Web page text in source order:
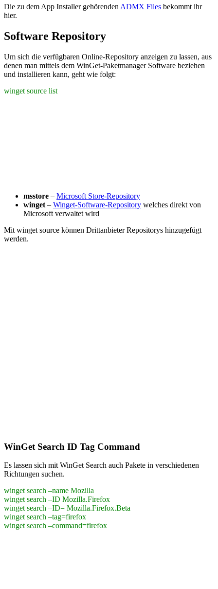
Die zu dem App Installer gehörenden ADMX Files bekommt ihr
hier.
Software Repository
Um sich die verfügbaren Online-Repository anzeigen zu lassen, aus
denen man mittels dem WinGet-Paketmanager Software beziehen
und installieren kann, geht wie folgt:
winget source list
msstore – Microsoft Store-Repository
winget – Winget-Software-Repository welches direkt von
Microsoft verwaltet wird
Mit winget source können Drittanbieter Repositorys hinzugefügt
werden.
WinGet Search ID Tag Command
Es lassen sich mit WinGet Search auch Pakete in verschiedenen
Richtungen suchen.
winget search –name Mozilla
winget search –ID Mozilla.Firefox
winget search –ID= Mozilla.Firefox.Beta
winget search –tag=firefox
winget search –command=firefox